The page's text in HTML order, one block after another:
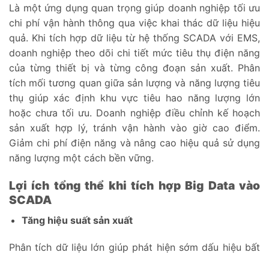
Là một ứng dụng quan trọng giúp doanh nghiệp tối ưu
chi phí vận hành thông qua việc khai thác dữ liệu hiệu
quả. Khi tích hợp dữ liệu từ hệ thống SCADA với EMS,
doanh nghiệp theo dõi chi tiết mức tiêu thụ điện năng
của từng thiết bị và từng công đoạn sản xuất. Phân
tích mối tương quan giữa sản lượng và năng lượng tiêu
thụ giúp xác định khu vực tiêu hao năng lượng lớn
hoặc chưa tối ưu. Doanh nghiệp điều chỉnh kế hoạch
sản xuất hợp lý, tránh vận hành vào giờ cao điểm.
Giảm chi phí điện năng và nâng cao hiệu quả sử dụng
năng lượng một cách bền vững.
Lợi ích tổng thể khi tích hợp Big Data vào
SCADA
Tăng hiệu suất sản xuất
Phân tích dữ liệu lớn giúp phát hiện sớm dấu hiệu bất